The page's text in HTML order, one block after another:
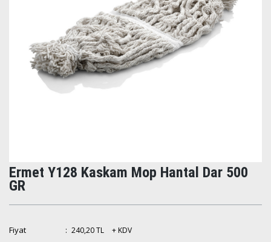
Ermet Y128 Kaskam Mop Hantal Dar 500
GR
Fiyat : 240,20 TL + KDV